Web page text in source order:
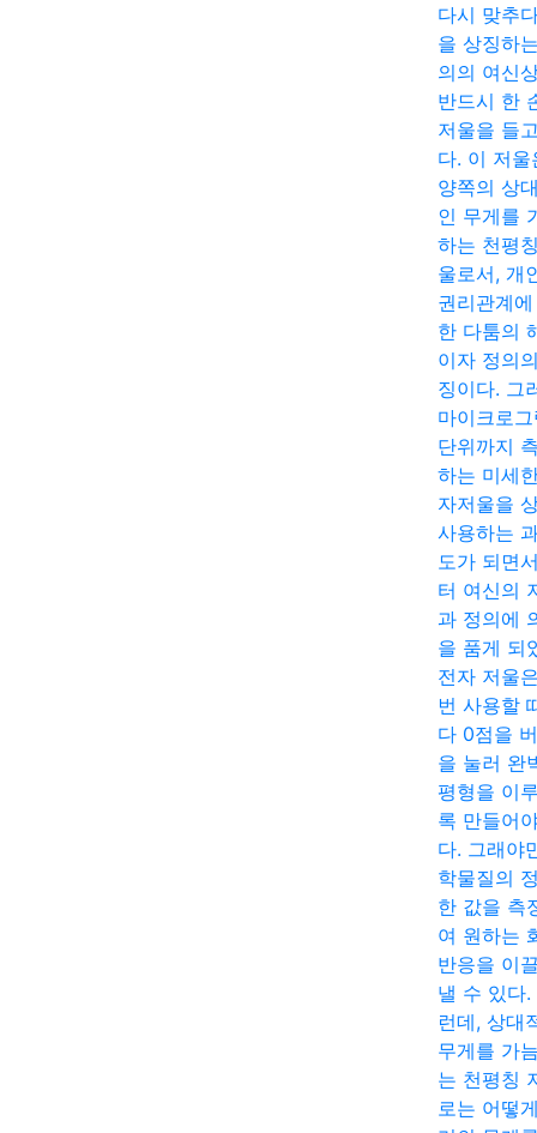
다시 맞추
을 상징하
의의 여신
반드시 한
저울을 들
다. 이 저울
양쪽의 상
인 무게를
하는 천평
울로서, 개
권리관계
한 다툼의
이자 정의
징이다. 그
마이크로
단위까지
하는 미세
자저울을
사용하는
도가 되면
터 여신의
과 정의에
을 품게 되
전자 저울
번 사용할
다 0점을
을 눌러 완
평형을 이
록 만들어
다. 그래야
학물질의
한 값을 측
여 원하는
반응을 이
낼 수 있다.
런데, 상대
무게를 가
는 천평칭
로는 어떻